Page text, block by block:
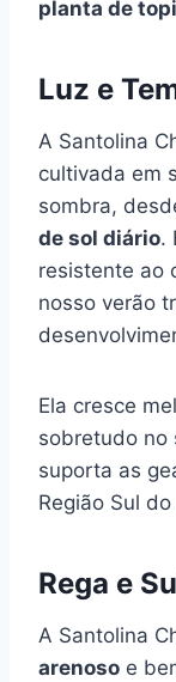
planta de
Luz e
A Santolina
cultivada em
sombra,
de sol diário.
resistente ao
nosso verão
Ela cresce
sobretudo no
suporta as
Região Sul
Rega e
A Santolina
arenoso e